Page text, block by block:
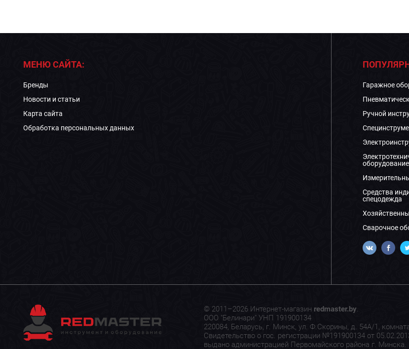
МЕНЮ САЙТА:
Бренды
Новости и статьи
Карта сайта
Обработка персональных данных
Гаражное
Ручной
оборудование
Средства
спецодежда
Сварочное
© 2011–2026 Интернет-магазин redmaster.by.
ООО "Белинари" УНП 191900134
220084, Беларусь, г. Минск, ул. Ф.Скорины, д. 54А/1,
Свидетельство о гос. регистрации №191900134 от
выдано администрацией Первомайского района г. Минска.